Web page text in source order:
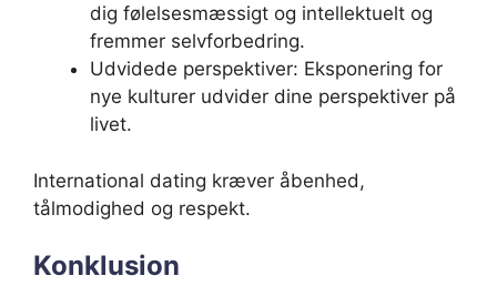
dig følelsesmæssigt og intellektuelt og
fremmer selvforbedring.
Udvidede perspektiver: Eksponering for
nye kulturer udvider dine perspektiver på
livet.
International dating kræver åbenhed,
tålmodighed og respekt.
Konklusion